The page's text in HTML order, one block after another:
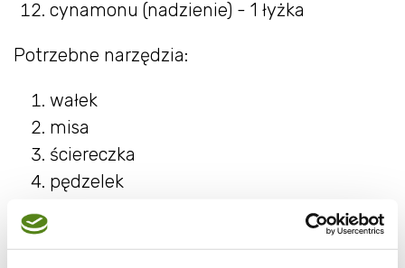
cynamonu (nadzienie) - 1 łyżka
Potrzebne narzędzia:
wałek
misa
ściereczka
pędzelek
Przepis: